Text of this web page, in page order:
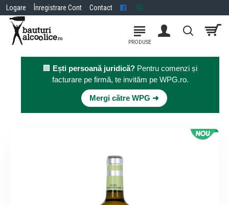
Logare Înregistrare Cont Contact
🏢 Ești persoană juridică? Pentru comenzi și
facturare pe firmă, te invităm pe WPG.ro.
Mergi către WPG ➜